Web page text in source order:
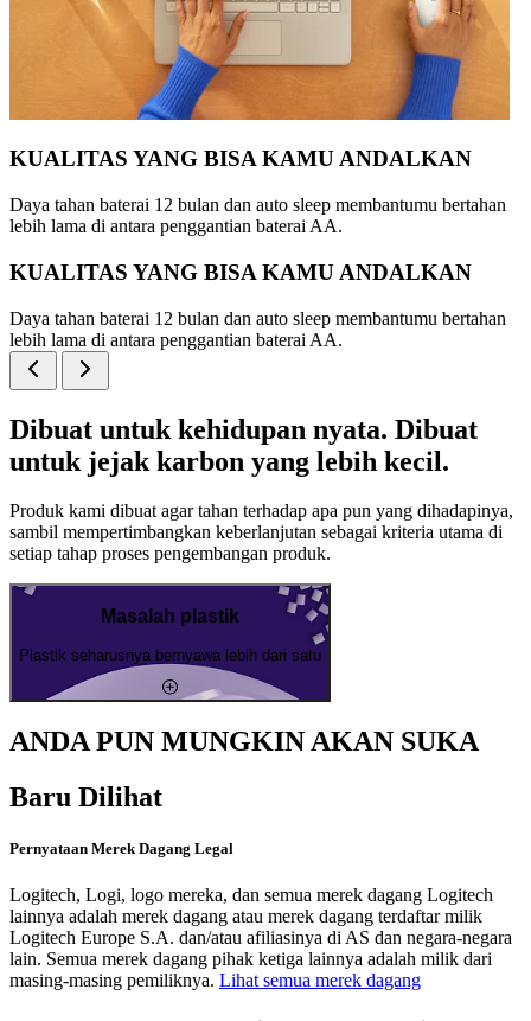
KUALITAS YANG BISA KAMU ANDALKAN
Daya tahan baterai 12 bulan dan auto sleep membantumu bertahan
lebih lama di antara penggantian baterai AA.
KUALITAS YANG BISA KAMU ANDALKAN
Daya tahan baterai 12 bulan dan auto sleep membantumu bertahan
lebih lama di antara penggantian baterai AA.
Dibuat untuk kehidupan nyata. Dibuat
untuk jejak karbon yang lebih kecil.
Produk kami dibuat agar tahan terhadap apa pun yang dihadapinya,
sambil mempertimbangkan keberlanjutan sebagai kriteria utama di
setiap tahap proses pengembangan produk.
Masalah plastik
Plastik seharusnya bernyawa lebih dari satu
ANDA PUN MUNGKIN AKAN SUKA
Baru Dilihat
Pernyataan Merek Dagang Legal
Logitech, Logi, logo mereka, dan semua merek dagang Logitech
lainnya adalah merek dagang atau merek dagang terdaftar milik
Logitech Europe S.A. dan/atau afiliasinya di AS dan negara-negara
lain. Semua merek dagang pihak ketiga lainnya adalah milik dari
masing-masing pemiliknya. Lihat semua merek dagang